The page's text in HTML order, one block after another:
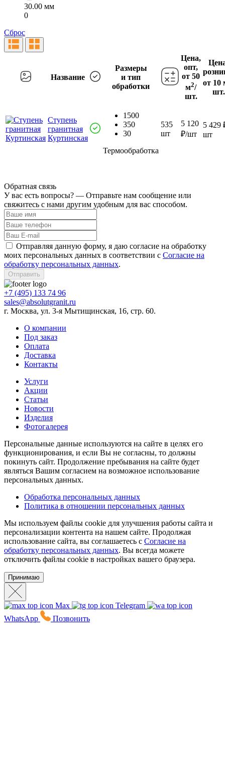
30.00 мм
0
Сброс
Название
Размеры
и тип
обработки
Цена,
опт,
от 50
м2/
шт.
от 10
шт.
Ступень
гранитная
Куртинская
1500
350
30
Термообработка
535
шт
5 120
₽/шт
5 429
шт
Обратная связь
У вас есть вопросы? — Отправьте нам сообщение или
свяжитесь с нами другим удобным для вас способом.
Отправляя данную форму, я даю согласие на обработку
моих персональных данных в соответствии с Согласие на
обработку персональных данных.
Отправить
+7 (495) 133 74 96
sales@absolutgranit.ru
г. Москва, ул. 3-я Мытищинская, 16, стр. 60.
О компании
Под заказ
Оплата
Доставка
Контакты
Услуги
Акции
Статьи
Новости
Изделия
Фотогалерея
Персональные данные используются на сайте в целях его
функционирования, и если Вы не согласны, то должны
покинуть сайт. Продолжение пребывания на сайте будет
являться Вашим согласием на возможное использование
персональных данных.
Обработка персональных данных
Политика в отношении персональных данных
Мы используем файлы cookie для улучшения работы сайта и
персонализации контента на нашем сайте. Продолжая
использование сайта, вы соглашаетесь с Согласие на
обработку персональных данных. Вы всегда можете
отключить файлы cookie в настройках вашего браузера.
Принимаю
Max
Telegram
WhatsApp
Позвонить